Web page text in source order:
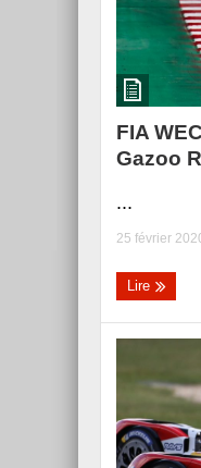
FIA
Gazoo
...
25 février
Lire